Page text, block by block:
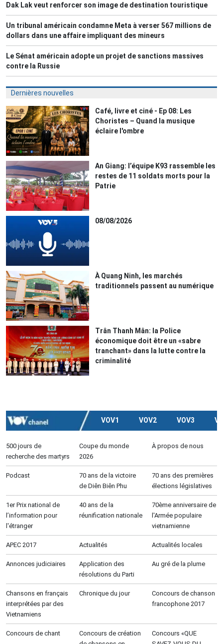
Dak Lak veut renforcer son image de destination touristique
Un tribunal américain condamne Meta à verser 567 millions de
dollars dans une affaire impliquant des mineurs
Le Sénat américain adopte un projet de sanctions massives
contre la Russie
Dernières nouvelles
Café, livre et ciné - Ep 08: Les
Choristes – Quand la musique
éclaire l'ombre
An Giang: l’équipe K93 rassemble les
restes de 11 soldats morts pour la
Patrie
08/08/2026
À Quang Ninh, les marchés
traditionnels passent au numérique
Trân Thanh Mân: la Police
économique doit être un «sabre
tranchant» dans la lutte contre la
criminalité
VOV1 VOV2 VOV3
500 jours de
recherche des martyrs
Coupe du monde
2026
À propos de nous
Podcast
70 ans de la victoire
de Diên Biên Phu
70 ans des premières
élections législatives
1er Prix national de
l’information pour
l'étranger
40 ans de la
réunification nationale
70ème anniversaire de
l'Armée populaire
vietnamienne
APEC 2017 Actualités Actualités locales
Annonces judiciaires
Application des
résolutions du Parti
Au gré de la plume
Chansons en français
interprétées par des
Vietnamiens
Chronique du jour
Concours de chanson
francophone 2017
Concours de chant
Concours de création
Concours «QUE